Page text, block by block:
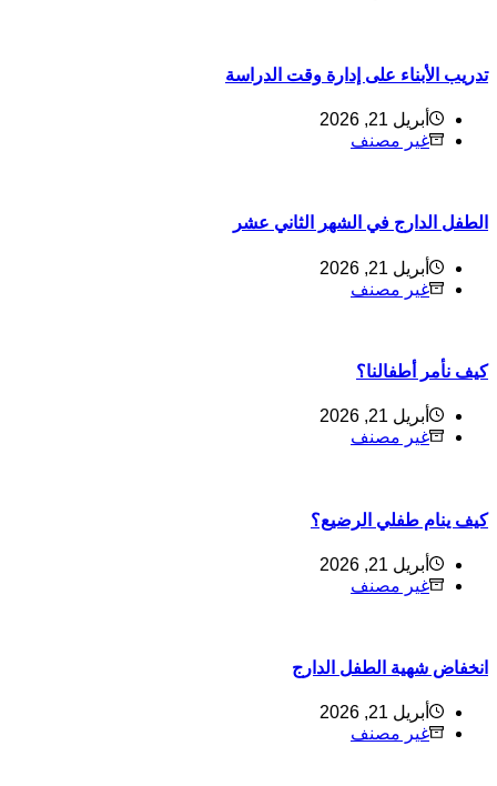
الأبناء على إدارة وقت الدراسة
أبريل 21, 2026
غير مصنف
الدارج في الشهر الثاني عشر
أبريل 21, 2026
غير مصنف
نأمر أطفالنا؟
أبريل 21, 2026
غير مصنف
ينام طفلي الرضيع؟
أبريل 21, 2026
غير مصنف
شهية الطفل الدارج
أبريل 21, 2026
غير مصنف